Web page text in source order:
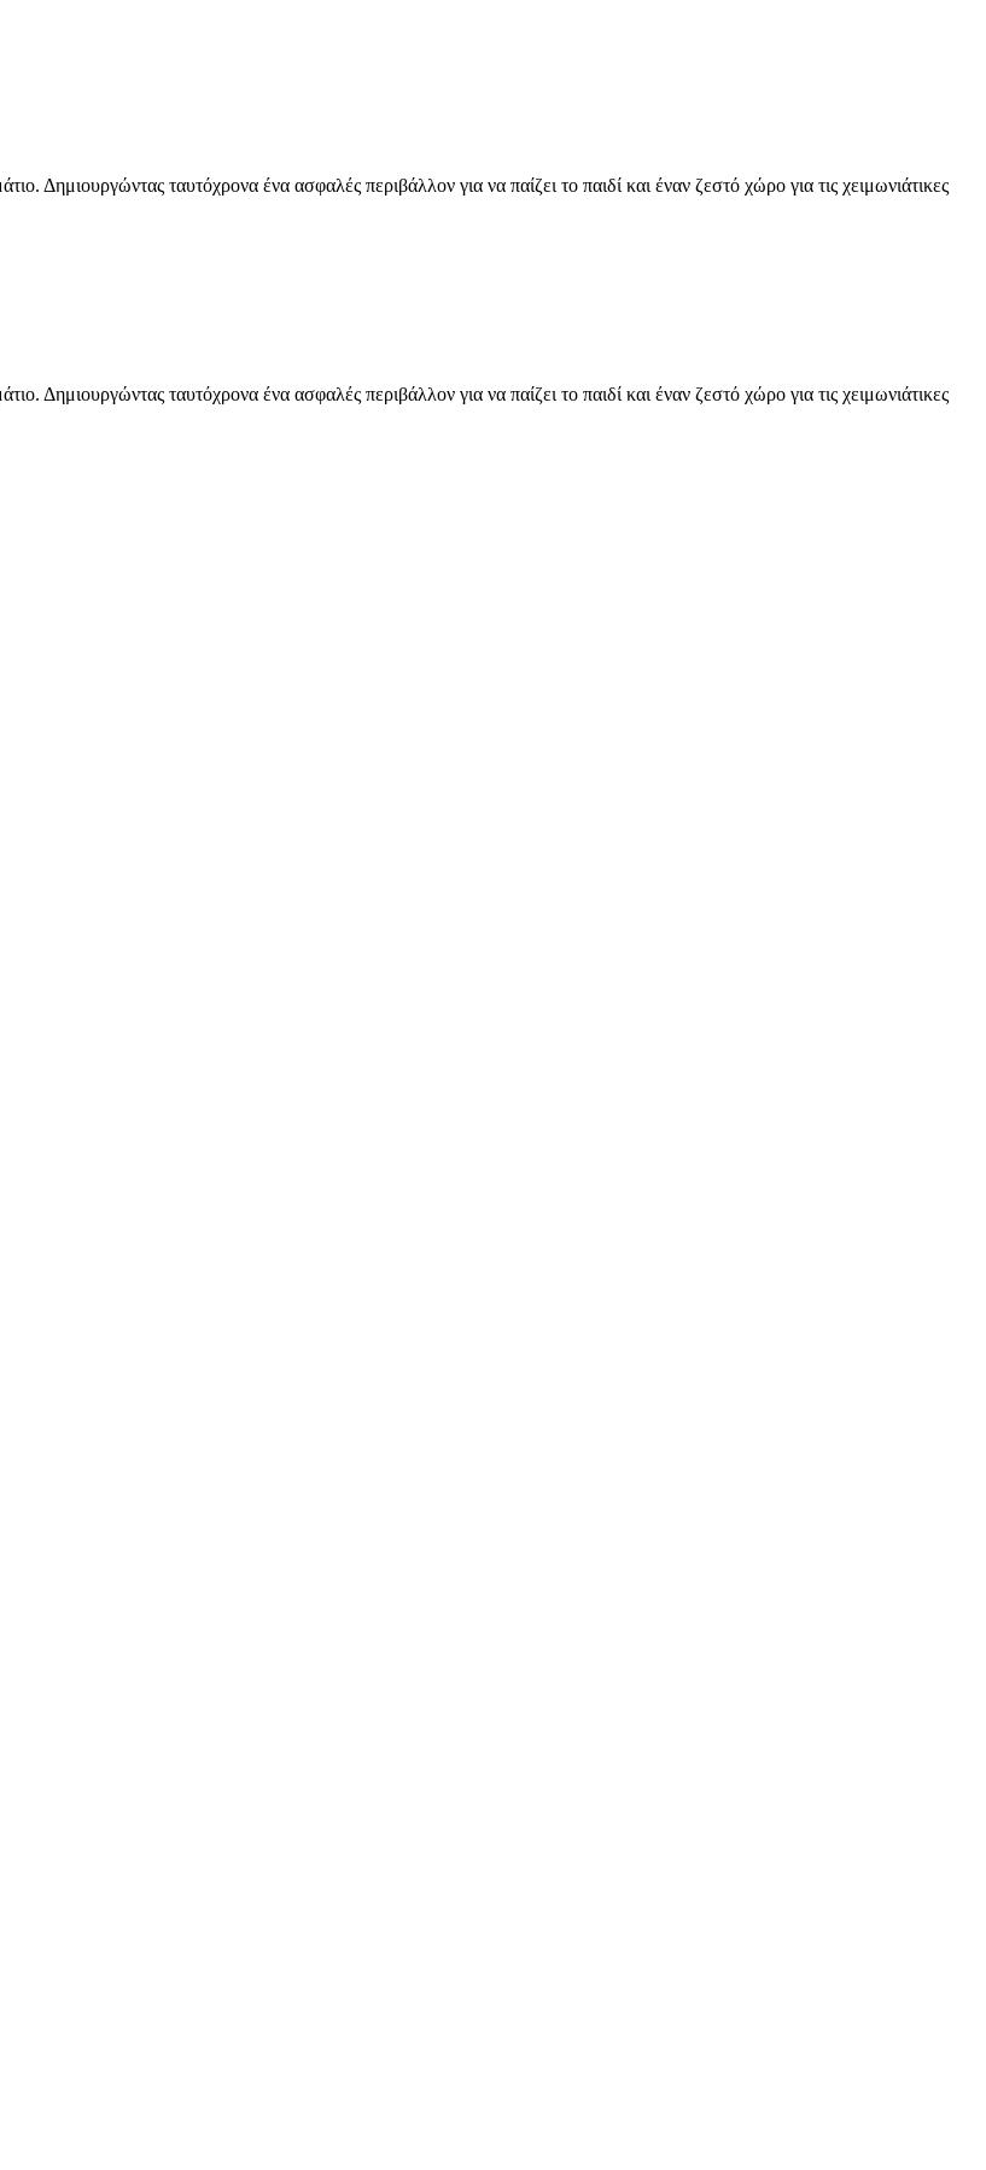
Δημιουργώντας ταυτόχρονα ένα ασφαλές περιβάλλον για να παίζει το παιδί και έναν ζεστό χώρο για τις χειμωνιάτικες
Δημιουργώντας ταυτόχρονα ένα ασφαλές περιβάλλον για να παίζει το παιδί και έναν ζεστό χώρο για τις χειμωνιάτικες